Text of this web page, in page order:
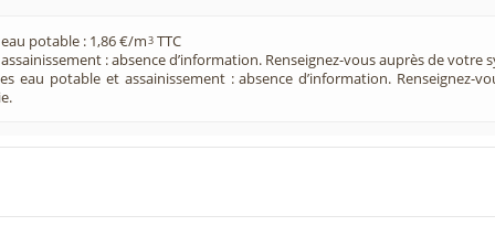
potable : 1,86 €/m3 TTC
: absence d’information. Renseignez-vous auprès de votre
eau potable et assainissement : absence d’information. Renseignez-